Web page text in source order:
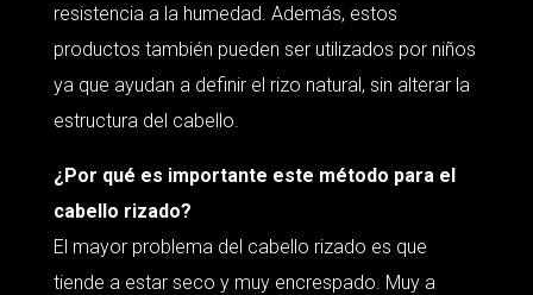
resistencia a la humedad. Además, estos
productos también pueden ser utilizados por niños
ya que ayudan a definir el rizo natural, sin alterar la
estructura del cabello.
¿Por qué es importante este método para el
cabello rizado?
El mayor problema del cabello rizado es que
tiende a estar seco y muy encrespado. Muy a